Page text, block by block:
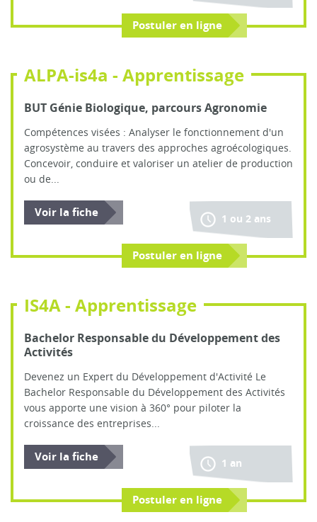
Postuler en ligne
ALPA-is4a - Apprentissage
BUT Génie Biologique, parcours Agronomie
Compétences visées : Analyser le fonctionnement d'un
agrosystème au travers des approches agroécologiques.
Concevoir, conduire et valoriser un atelier de production
ou de...
Voir la fiche
Postuler en ligne
1 ou 2 ans
IS4A - Apprentissage
Bachelor Responsable du Développement des
Activités
Devenez un Expert du Développement d'Activité Le
Bachelor Responsable du Développement des Activités
vous apporte une vision à 360° pour piloter la
croissance des entreprises...
Voir la fiche
Postuler en ligne
1 an